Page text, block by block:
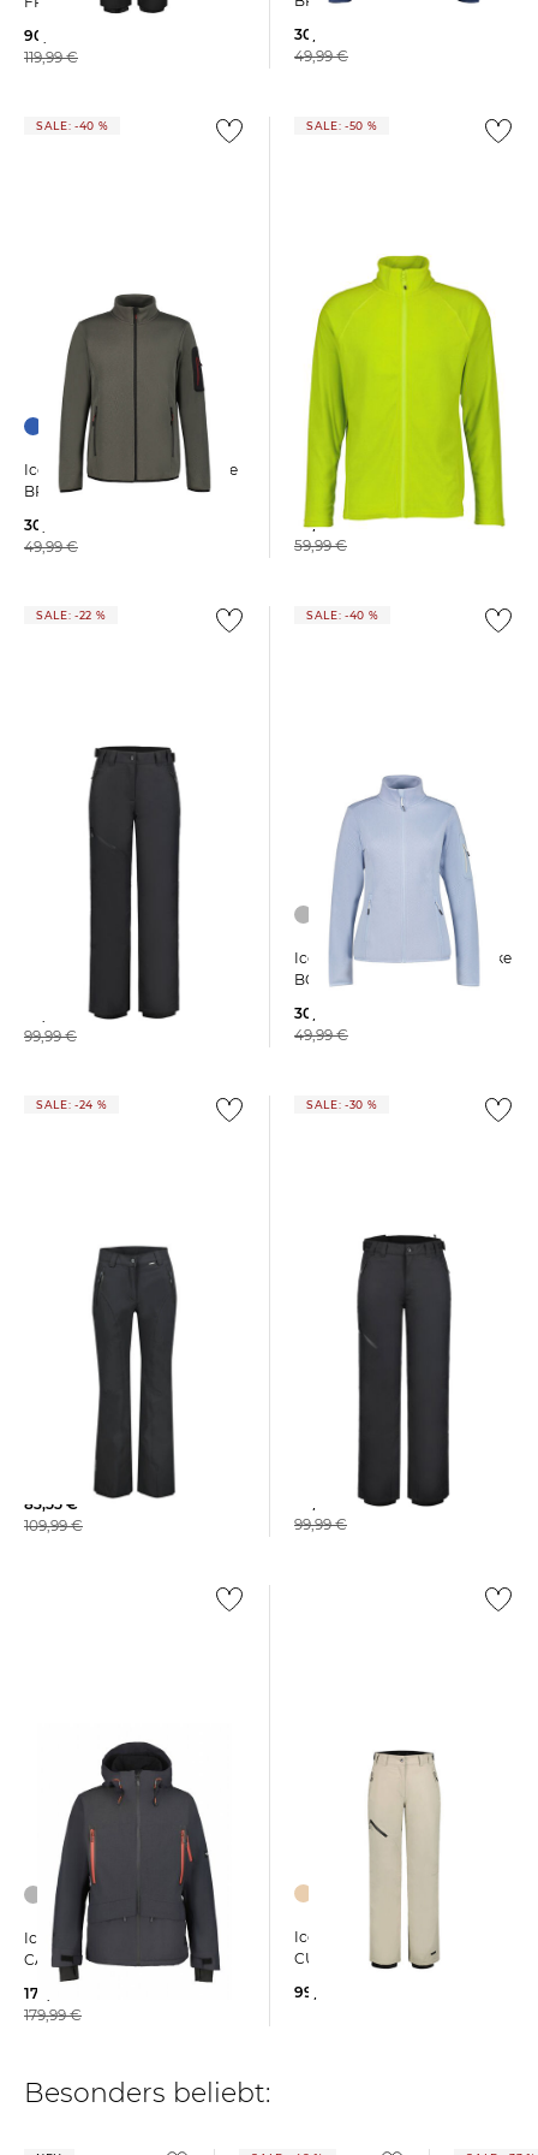
90,75 €
119,99 €
30,00 €
49,99 €
SALE: -40 %
Icepeak | Herren Fleecejacke
BREDSTEDT
30,00 €
49,99 €
SALE: -50 %
Icepeak | Herren Fleecejacke
PUTLITZ
30,00 €
59,99 €
SALE: -22 %
99,99 €
SALE: -40 %
Icepeak | Damen Fleecejacke
BOWERSVILLE
30,00 €
49,99 €
SALE: -24 %
"Freyung"
83,55 €
109,99 €
SALE: -30 %
COLMAN Regular Fit
99,99 €
Icepeak | Herren Skijacke
CASTRES
174,99 €
179,99 €
Icepeak | Damen Skihose
CURLEW
99,99 €
Besonders beliebt: